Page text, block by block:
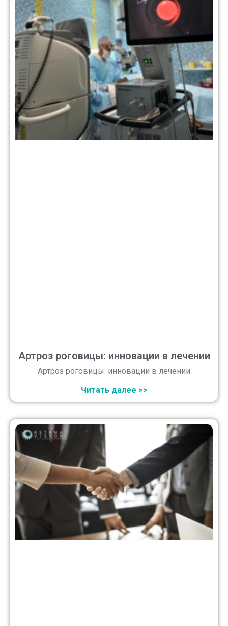
Артроз роговицы: инновации в лечении
Артроз роговицы: инновации в лечении
Читать далее >>